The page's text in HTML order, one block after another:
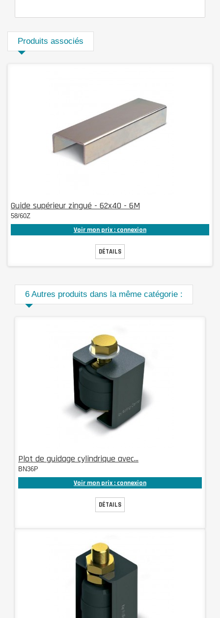
Produits associés
Guide supérieur zingué - 62x40 - 6M
58/60Z
Voir mon prix : connexion
DÉTAILS
6 Autres produits dans la même catégorie :
Plot de guidage cylindrique avec...
BN36P
Voir mon prix : connexion
DÉTAILS